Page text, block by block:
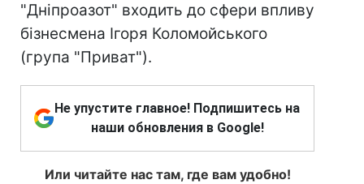
"Дніпроазот" входить до сфери впливу
бізнесмена Ігоря Коломойського
(група "Приват").
Не упустите главное! Подпишитесь на
наши обновления в Google!
Или читайте нас там, где вам удобно!